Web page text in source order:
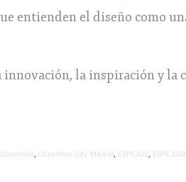
entienden el diseño como
innovación, la inspiración y la
Cosentino Cosentino City Madrid ESPEJOS